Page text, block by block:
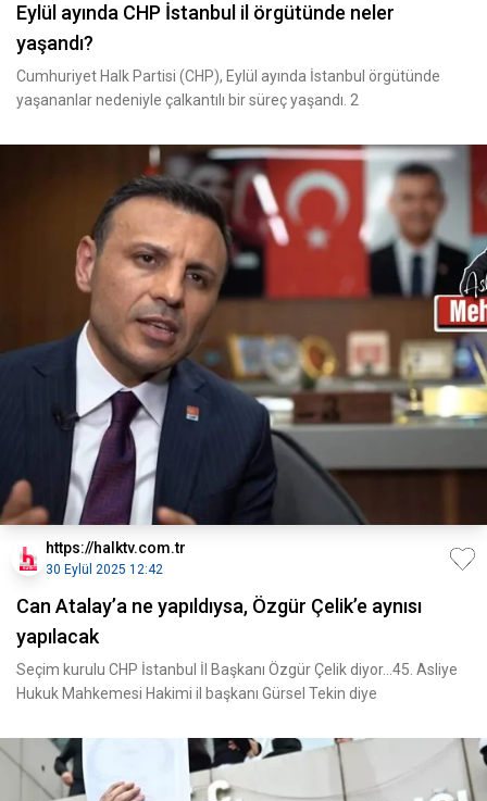
Eylül ayında CHP İstanbul il örgütünde neler
yaşandı?
Cumhuriyet Halk Partisi (CHP), Eylül ayında İstanbul örgütünde
yaşananlar nedeniyle çalkantılı bir süreç yaşandı. 2
https://halktv.com.tr
30 Eylül 2025 12:42
Can Atalay’a ne yapıldıysa, Özgür Çelik’e aynısı
yapılacak
Seçim kurulu CHP İstanbul İl Başkanı Özgür Çelik diyor…45. Asliye
Hukuk Mahkemesi Hakimi il başkanı Gürsel Tekin diye